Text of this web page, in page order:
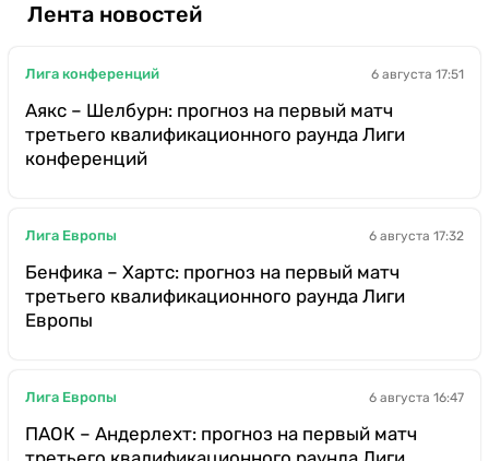
Лента новостей
Лига конференций 6 августа 17:51
Аякс – Шелбурн: прогноз на первый матч
третьего квалификационного раунда Лиги
конференций
Лига Европы 6 августа 17:32
Бенфика – Хартс: прогноз на первый матч
третьего квалификационного раунда Лиги
Европы
Лига Европы 6 августа 16:47
ПАОК – Андерлехт: прогноз на первый матч